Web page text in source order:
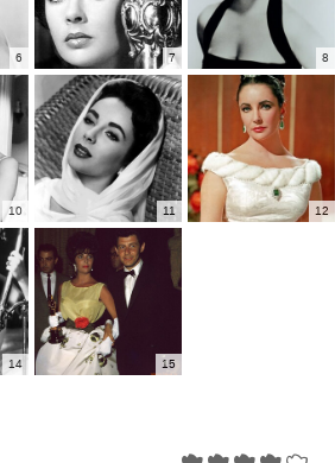
6 7 8
10 11 12
14 15